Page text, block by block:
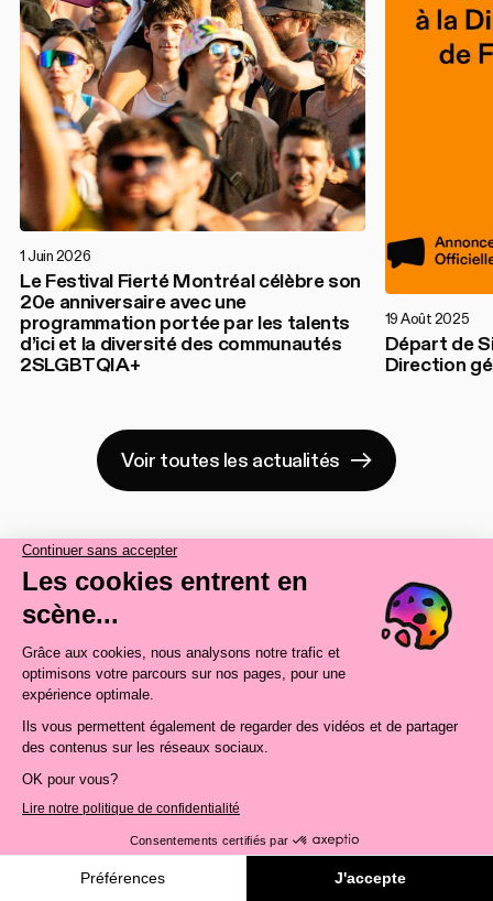
Le Festival Fierté Montréal célèbre son
20e anniversaire avec une
programmation portée par les talents
d’ici et la diversité des communautés
2SLGBTQIA+
1 Juin 2026
Départ de
Direction
19 Août 2025
Voir toutes les actualités
Une touche de Fierté dans
ta boîte de courriels